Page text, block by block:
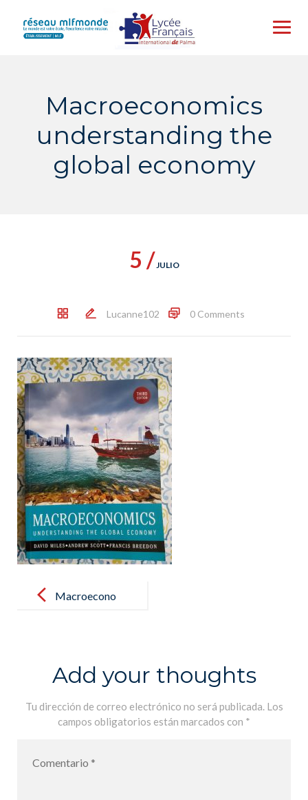
content
Macroeconomics
understanding the
global economy
5 /JULIO
Lucanne102 0 Comments
navigationMacroecono
economy
Add your thoughts
Tu dirección de correo electrónico no será publicada. Los
campos obligatorios están marcados con *